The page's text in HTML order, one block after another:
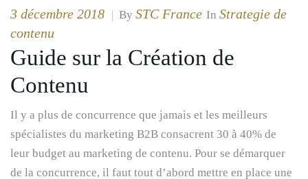
3 décembre 2018 | By STC France In Strategie de
contenu
Guide sur la Création de
Contenu
Il y a plus de concurrence que jamais et les meilleurs
spécialistes du marketing B2B consacrent 30 à 40% de
leur budget au marketing de contenu. Pour se démarquer
de la concurrence, il faut tout d’abord mettre en place une